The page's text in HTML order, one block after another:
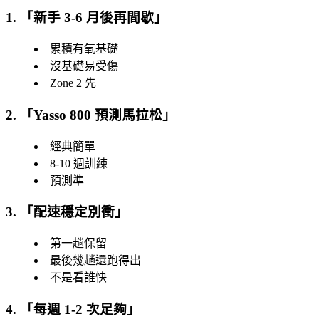
1. 「新手 3-6 月後再間歇 」
累積有氧基礎
沒基礎易受傷
Zone 2 先
2. 「Yasso 800 預測馬拉松 」
經典簡單
8-10 週訓練
預測準
3. 「 配速穩定別衝 」
第一趟保留
最後幾趟還跑得出
不是看誰快
4. 「每週 1-2 次足夠 」